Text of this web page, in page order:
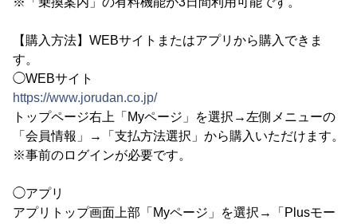
【購入方法】WEBサイトまたはアプリから購入できま
す。
◯WEBサイト
https://www.jorudan.co.jp/
トップページ右上「Myページ」を選択→左側メニューの
「会員情報」→「支払方法選択」から購入いただけます。
※事前のログインが必要です。
◯アプリ
アプリトップ画面上部「Myページ」を選択→「Plusモー